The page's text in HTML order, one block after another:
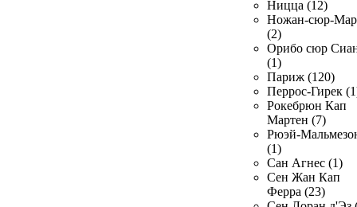
Ницца (12)
Ножан-сюр-
(2)
Орибо сюр
(1)
Париж (120)
Перрос-Гирек
Рокебрюн Кап
Мартен (7)
Рюэй-
(1)
Сан Агнес (1)
Сен Жан Кап
Ферра (23)